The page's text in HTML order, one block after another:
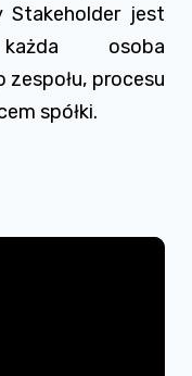
Stakeholder jest
osoba
procesu
spółki.